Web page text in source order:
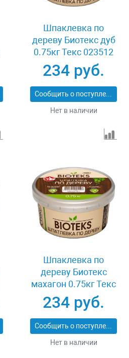
Шпаклевка по
дереву Биотекс дуб
0.75кг Текс 023512
234 руб.
Сообщить о поступлении
Нет в наличии
Шпаклевка по
дереву Биотекс
махагон 0.75кг Текс
023515
234 руб.
Сообщить о поступлении
Нет в наличии